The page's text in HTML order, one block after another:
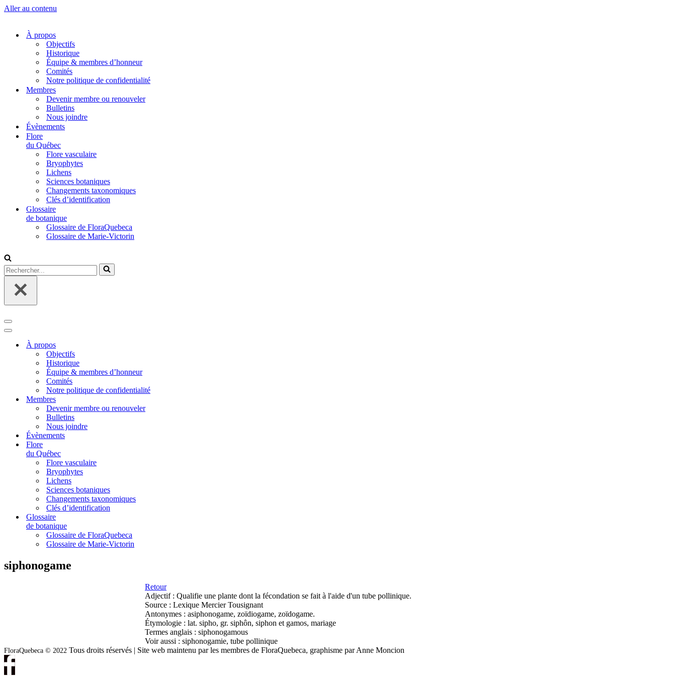
Aller au contenu
À propos
Objectifs
Historique
Équipe & membres d’honneur
Comités
Notre politique de confidentialité
Membres
Devenir membre ou renouveler
Bulletins
Nous joindre
Évènements
Flore
du Québec
Flore vasculaire
Bryophytes
Lichens
Sciences botaniques
Changements taxonomiques
Clés d’identification
Glossaire
de botanique
Glossaire de FloraQuebeca
Glossaire de Marie-Victorin
Rechercher...
Menu
de
navigation
Menu
navigationÀ propos
Objectifs
Historique
Équipe & membres d’honneur
Comités
Notre politique de confidentialité
Membres
Devenir membre ou renouveler
Bulletins
Nous joindre
Évènements
Flore
du Québec
Flore vasculaire
Bryophytes
Lichens
Sciences botaniques
Changements taxonomiques
Clés d’identification
Glossaire
de botanique
Glossaire de FloraQuebeca
Glossaire de Marie-Victorin
siphonogame
Retour
Adjectif : Qualifie une plante dont la fécondation se fait à l'aide d'un tube pollinique.
Source : Lexique Mercier Tousignant
Antonymes : asiphonogame, zoïdiogame, zoïdogame.
Étymologie : lat. sipho, gr. siphôn, siphon et gamos, mariage
Termes anglais : siphonogamous
Voir aussi : siphonogamie, tube pollinique
FloraQuebeca © 2022 Tous droits réservés | Site web maintenu par les membres de FloraQuebeca, graphisme par Anne Moncion